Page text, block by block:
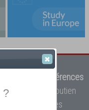
12908 références
des cours de soutien
écoles privées
?